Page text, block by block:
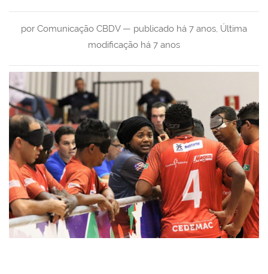
por Comunicação CBDV — publicado há 7 anos, Última
modificação há 7 anos